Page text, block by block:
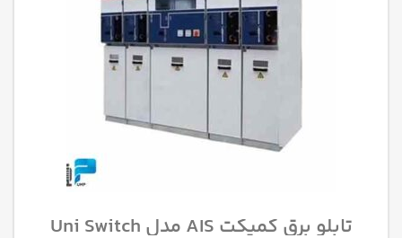
تابلو برق کمپکت AIS مدل Uni Switch